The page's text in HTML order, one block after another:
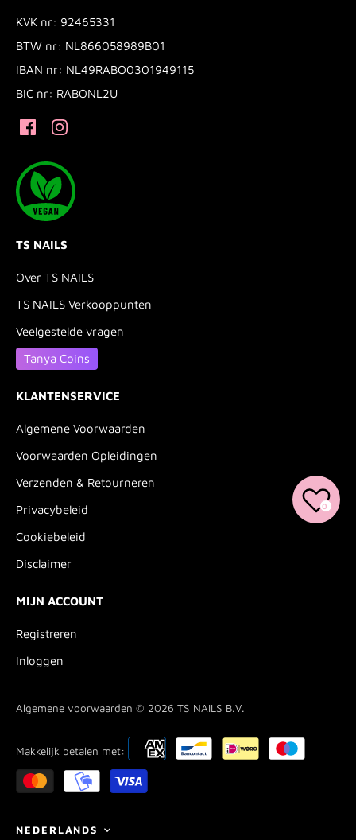
KVK nr: 92465331
BTW nr: NL866058989B01
IBAN nr: NL49RABO0301949115
BIC nr: RABONL2U
TS NAILS
Over TS NAILS
TS NAILS Verkooppunten
Veelgestelde vragen
Tanya Coins
KLANTENSERVICE
Algemene Voorwaarden
Voorwaarden Opleidingen
Verzenden & Retourneren
Privacybeleid
Cookiebeleid
Disclaimer
MIJN ACCOUNT
Registreren
Inloggen
Algemene voorwaarden © 2026 TS NAILS B.V.
Makkelijk betalen met:
Taal
NEDERLANDS
0